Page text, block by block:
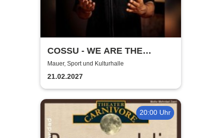
COSSU - WE ARE THE
GERMANS - Stand-Up
Comedy
Mauer, Sport und Kulturhalle
21.02.2027
20:00 Uhr